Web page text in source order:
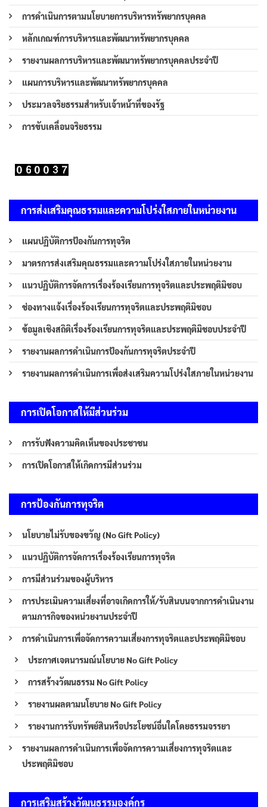
การดำเนินการตามนโยบายการบริหารทรัพยากรบุคคล
หลักเกณฑ์การบริหารและพัฒนาทรัพยากรบุคคล
รายงานผลการบริหารและพัฒนาทรัพยากรบุคคลประจำปี
แผนการบริหารและพัฒนาทรัพยากรบุคคล
ประมวลจริยธรรมสำหรับเจ้าหน้าที่ของรัฐ
การขับเคลื่อนจริยธรรม
การส่งเสริมคุณธรรมและความโปร่งใสภายในหน่วยงาน
แผนปฏิบัติการป้องกันการทุจริต
มาตรการส่งเสริมคุณธรรมและความโปร่งใสภายในหน่วยงาน
แนวปฏิบัติการจัดการเรื่องร้องเรียนการทุจริตและประพฤติมิชอบ
ช่องทางแจ้งเรื่องร้องเรียนการทุจริตและประพฤติมิชอบ
ข้อมูลเชิงสถิติเรื่องร้องเรียนการทุจริตและประพฤติมิชอบประจำปี
รายงานผลการดำเนินการป้องกันการทุจริตประจำปี
รายงานผลการดำเนินการเพื่อส่งเสริมความโปร่งใสภายในหน่วยงาน
การเปิดโอกาสให้มีส่วนร่วม
การรับฟังความคิดเห็นของประชาชน
การเปิดโอกาสให้เกิดการมีส่วนร่วม
การป้องกันการทุจริต
นโยบายไม่รับของขวัญ (No Gift Policy)
แนวปฏิบัติการจัดการเรื่องร้องเรียนการทุจริต
การมีส่วนร่วมของผู้บริหาร
การประเมินความเสี่ยงที่อาจเกิดการให้/รับสินบนจากการดำเนินงาน
ตามภารกิจของหน่วยงานประจำปี
การดำเนินการเพื่อจัดการความเสี่ยงการทุจริตและประพฤติมิชอบ
ประกาศเจตนารมณ์นโยบาย No Gift Policy
การสร้างวัฒนธรรม No Gift Policy
รายงานผลตามนโยบาย No Gift Policy
รายงานการรับทรัพย์สินหรือประโยชน์อื่นใดโดยธรรมจรรยา
รายงานผลการดำเนินการเพื่อจัดการความเสี่ยงการทุจริตและ
ประพฤติมิชอบ
การเสริมสร้างวัฒนธรรมองค์กร